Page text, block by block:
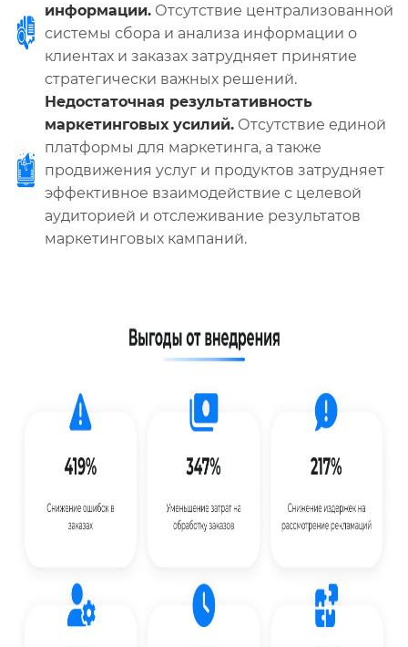
информации. Отсутствие централизованной
системы сбора и анализа информации о
клиентах и заказах затрудняет принятие
стратегически важных решений.
Недостаточная результативность
маркетинговых усилий. Отсутствие единой
платформы для маркетинга, а также
продвижения услуг и продуктов затрудняет
эффективное взаимодействие с целевой
аудиторией и отслеживание результатов
маркетинговых кампаний.